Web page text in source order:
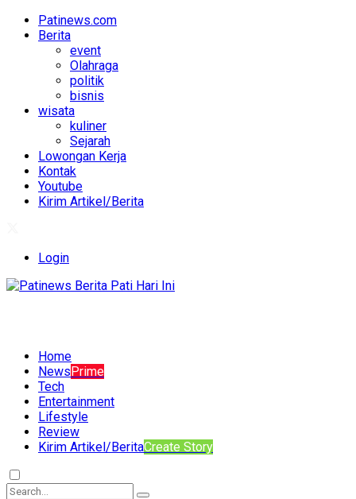
Patinews.com
Berita
event
Olahraga
politik
bisnis
wisata
kuliner
Sejarah
Lowongan Kerja
Kontak
Youtube
Kirim Artikel/Berita
Login
Home
NewsPrime
Tech
Entertainment
Lifestyle
Review
Kirim Artikel/BeritaCreate Story